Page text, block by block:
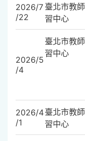
2026/7
/22
臺北市教
習中心
2026/5
/4
臺北市教
習中心
2026/4
/1
臺北市教
習中心